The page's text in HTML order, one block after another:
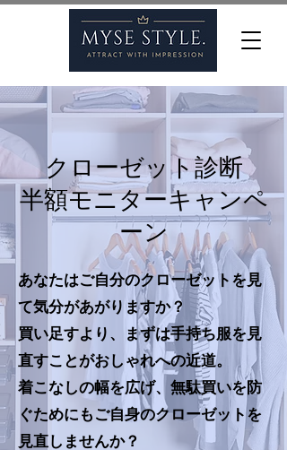
クローゼット診断
半額モニターキャンペ
ーン
​あなたはご自分のクローゼットを見
て気分があがりますか？
買い足すより、まずは手持ち服を見
直すことがおしゃれへの近道。
​着こなしの幅を広げ、無駄買いを防
ぐためにもご自身のクローゼットを
見直しませんか？